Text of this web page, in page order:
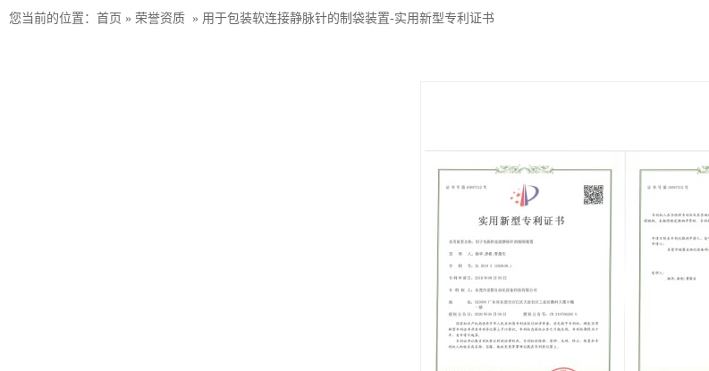
您当前的位置： 首页 » 荣誉资质 » 用于包装软连接静脉针的制袋装置-实用新型专利证书